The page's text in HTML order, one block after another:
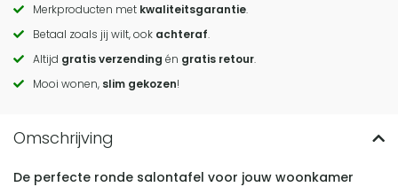
Call
to
actions
Merkproducten met kwaliteitsgarantie.
Betaal zoals jij wilt, ook achteraf.
Altijd gratis verzending én gratis retour.
Mooi wonen, slim gekozen!
De perfecte ronde salontafel voor jouw woonkamer